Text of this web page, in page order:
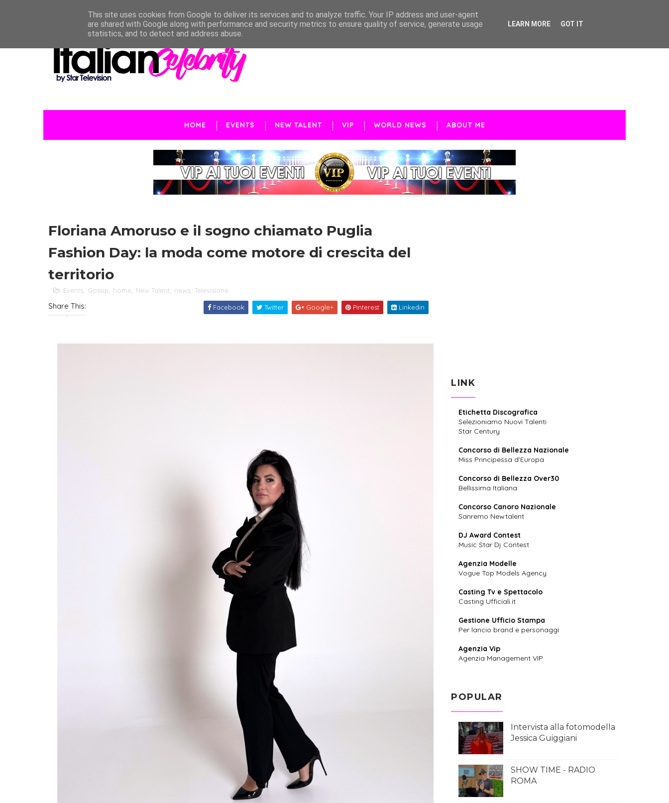
HOME EVENTS NEW TALENT VIP WORLD NEWS ABOUT ME
Floriana Amoruso e il sogno chiamato Puglia
Fashion Day: la moda come motore di crescita del
territorio
Events Gossip home New Talent news Televisione
Share This: Facebook Twitter Google+ Pinterest Linkedin
LINK
Etichetta Discografica
Selezioniamo Nuovi Talenti
Star Century
Concorso di Bellezza Nazionale
Miss Principessa d'Europa
Concorso di Bellezza Over30
Bellissima Italiana
Concorso Canoro Nazionale
Sanremo Newtalent
DJ Award Contest
Music Star Dj Contest
Agenzia Modelle
Vogue Top Models Agency
Casting Tv e Spettacolo
Casting Ufficiali.it
Gestione Ufficio Stampa
Per lancio brand e personaggi
Agenzia Vip
Agenzia Management VIP
POPULAR
Intervista alla fotomodella
Jessica Guiggiani
SHOW TIME - RADIO
ROMA
This site uses cookies from Google to deliver its services and to analyze traffic. Your IP address and user-agent
are shared with Google along with performance and security metrics to ensure quality of service, generate usage
statistics, and to detect and address abuse.
LEARN MORE GOT IT